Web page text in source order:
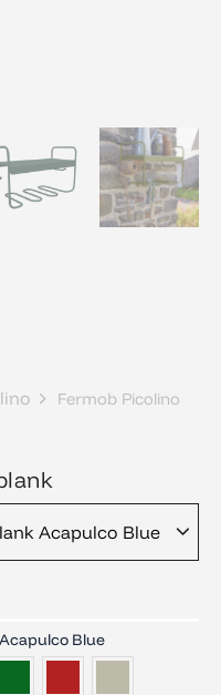
Fermob Picolino
Acapulco Blue
Acapulco Blue